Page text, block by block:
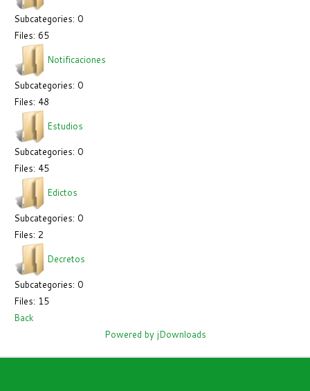
Subcategories: 0
Files: 65
Notificaciones
Subcategories: 0
Files: 48
Estudios
Subcategories: 0
Files: 45
Edictos
Subcategories: 0
Files: 2
Decretos
Subcategories: 0
Files: 15
Back
Powered by jDownloads